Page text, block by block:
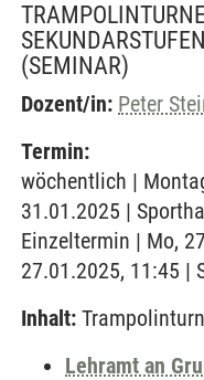
(SEMINAR)
Dozent/in: Peter
Termin:
wöchentlich |
31.01.2025 |
Einzeltermin | Mo,
27.01.2025, 11:45 |
Inhalt:
Lehramt an